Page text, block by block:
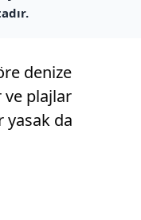
denize
ve plajlar
yasak da